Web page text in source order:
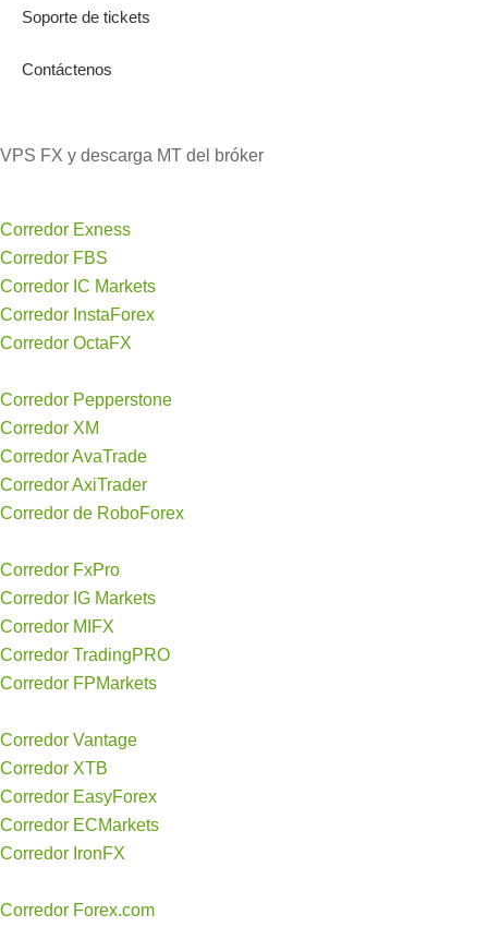
Soporte de tickets
Contáctenos
VPS FX y descarga MT del bróker
Corredor Exness
Corredor FBS
Corredor IC Markets
Corredor InstaForex
Corredor OctaFX
Corredor Pepperstone
Corredor XM
Corredor AvaTrade
Corredor AxiTrader
Corredor de RoboForex
Corredor FxPro
Corredor IG Markets
Corredor MIFX
Corredor TradingPRO
Corredor FPMarkets
Corredor Vantage
Corredor XTB
Corredor EasyForex
Corredor ECMarkets
Corredor IronFX
Corredor Forex.com